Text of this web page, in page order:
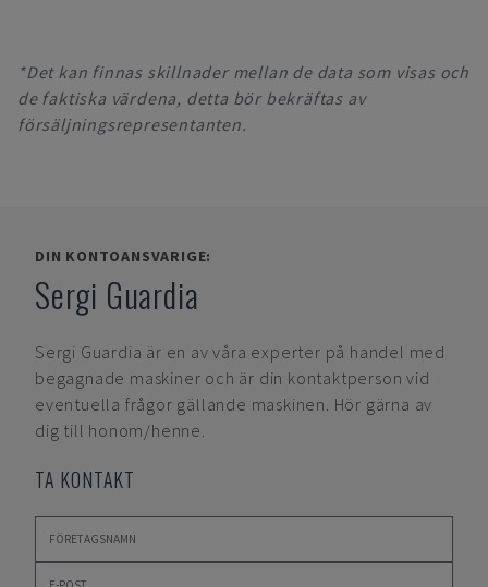
*Det kan finnas skillnader mellan de data som visas och
de faktiska värdena, detta bör bekräftas av
försäljningsrepresentanten.
DIN KONTOANSVARIGE:
Sergi Guardia
Sergi Guardia är en av våra experter på handel med
begagnade maskiner och är din kontaktperson vid
eventuella frågor gällande maskinen. Hör gärna av
dig till honom/henne.
TA KONTAKT